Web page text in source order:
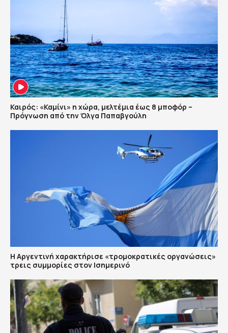
Καιρός: «Καμίνι» η χώρα, μελτέμια έως 8 μποφόρ –
Πρόγνωση από την Όλγα Παπαβγούλη
Η Αργεντινή χαρακτήρισε «τρομοκρατικές οργανώσεις»
τρεις συμμορίες στον Ισημερινό